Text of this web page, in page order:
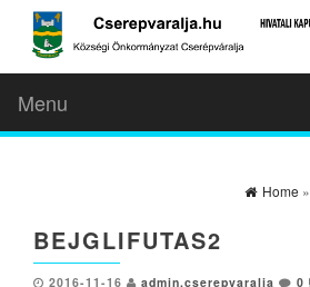
Menu
Home »
BEJGLIFUTAS2
2016-11-16 admin.cserepvaralja 0